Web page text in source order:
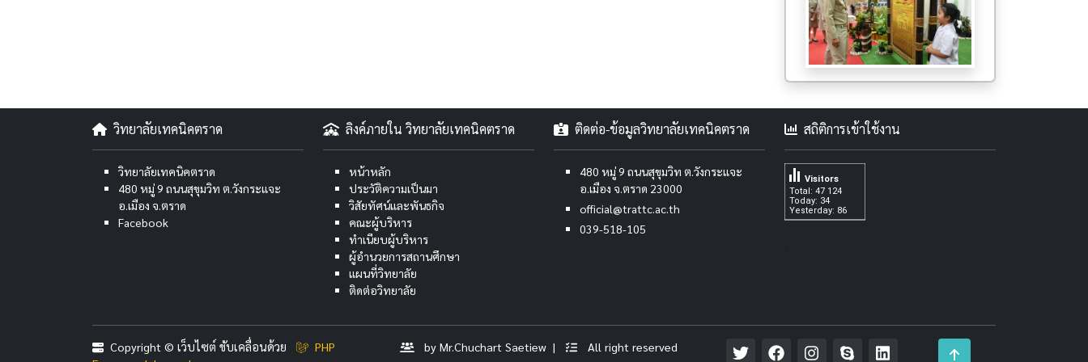
วิทยาลัยเทคนิคตราด
วิทยาลัยเทคนิคตราด
480 หมู่ 9 ถนนสุขุมวิท ต.วังกระแจะ
อ.เมือง จ.ตราด
Facebook
ลิงค์ภายใน วิทยาลัยเทคนิคตราด
หน้าหลัก
ประวัติความเป็นมา
วิสัยทัศน์และพันธกิจ
คณะผู้บริหาร
ทำเนียบผู้บริหาร
ผู้อำนวยการสถานศึกษา
แผนที่วิทยาลัย
ติดต่อวิทยาลัย
ติดต่อ-ข้อมูลวิทยาลัยเทคนิคตราด
480 หมู่ 9 ถนนสุขุมวิท ต.วังกระแจะ
อ.เมือง จ.ตราด 23000
official@trattc.ac.th
039-518-105
สถิติการเข้าใช้งาน
Total: 47 124
Today: 34
Yesterday: 86
Visitors
Copyright © เว็บไซต์ ขับเคลื่อนด้วย
PHP
by Mr.Chuchart Saetiew | All right reserved